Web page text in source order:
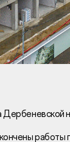
oфиc
Дербеневской
работы